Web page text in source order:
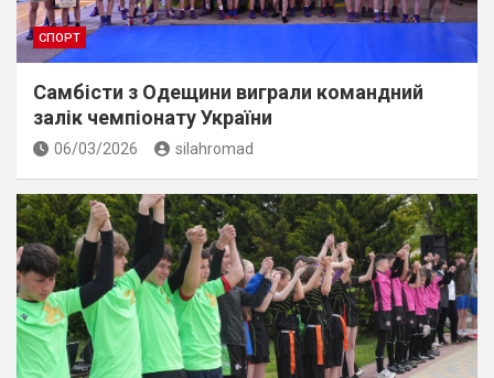
СПОРТ
Самбісти з Одещини виграли командний
залік чемпіонату України
06/03/2026 silahromad